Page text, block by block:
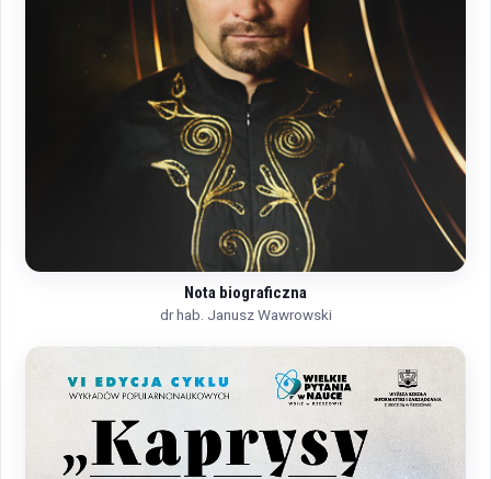
Nota biograficzna
dr hab. Janusz Wawrowski